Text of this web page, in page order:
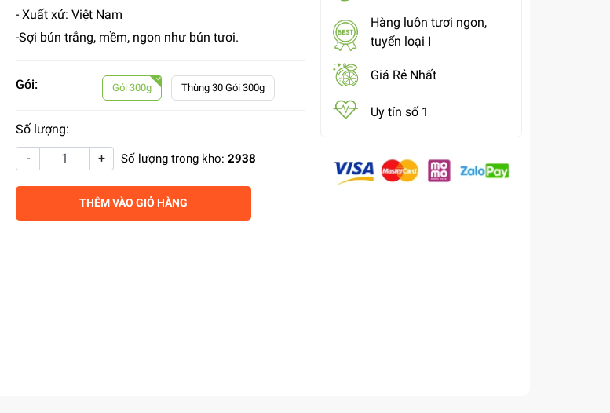
- Xuất xứ: Việt Nam
-Sợi bún trắng, mềm, ngon như bún tươi.
Gói: Gói 300g Thùng 30 Gói 300g
Số lượng:
-
+ Số lượng trong kho: 2938
THÊM VÀO GIỎ HÀNG
Hàng luôn tươi ngon,
tuyển loại I
Giá Rẻ Nhất
Uy tín số 1